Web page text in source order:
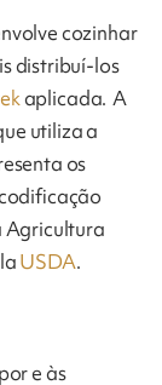
cozinhar
distribuí-los
aplicada. A
utiliza a
os
Agricultura
USDA.
e às